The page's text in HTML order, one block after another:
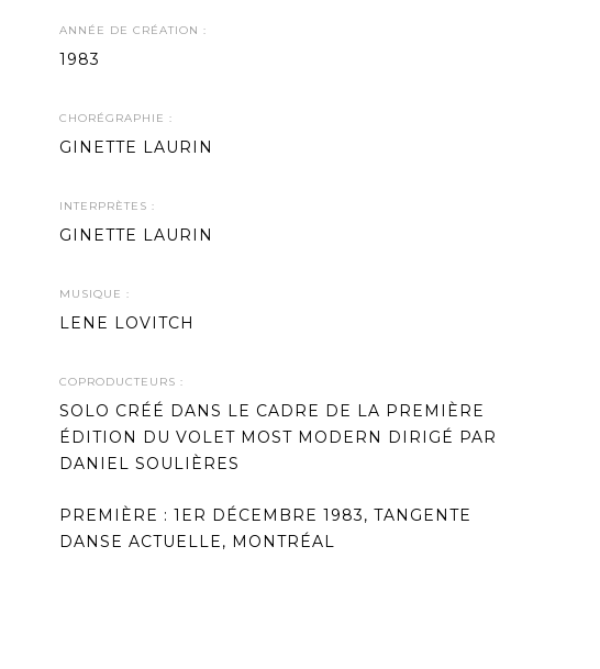
ANNÉE DE CRÉATION :
1983
CHORÉGRAPHIE :
GINETTE LAURIN
INTERPRÈTES :
GINETTE LAURIN
MUSIQUE :
LENE LOVITCH
COPRODUCTEURS :
SOLO CRÉÉ DANS LE CADRE DE LA PREMIÈRE
ÉDITION DU VOLET MOST MODERN DIRIGÉ PAR
DANIEL SOULIÈRES
PREMIÈRE : 1ER DÉCEMBRE 1983, TANGENTE
DANSE ACTUELLE, MONTRÉAL